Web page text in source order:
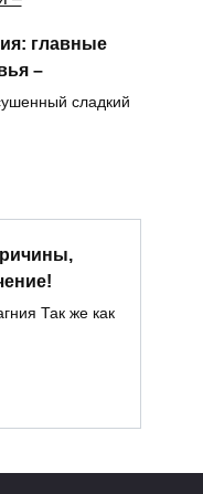
главные
–
сладкий
Так же как